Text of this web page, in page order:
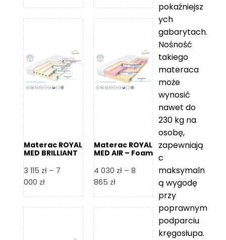
od
4
570 zł
od
3
749 zł
Materac ROYAL
MED BRILLIANT
3 115 zł – 7
000 złZakres
od
Materac ROYAL
MED AIR – Foam
4 030 zł – 8
865 złZakres
od
pokaźniejsz
ych
gabarytach.
Nośność
takiego
materaca
może
wynosić
nawet do
230 kg na
osobę,
zapewniają
c
maksymaln
ą wygodę
przy
poprawnym
podparciu
kręgosłupa.